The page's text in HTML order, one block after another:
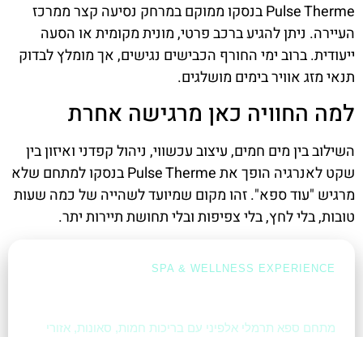
Pulse Therme בנסקו ממוקם במרחק נסיעה קצר ממרכז
העיירה. ניתן להגיע ברכב פרטי, מונית מקומית או הסעה
ייעודית. ברוב ימי החורף הכבישים נגישים, אך מומלץ לבדוק
תנאי מזג אוויר בימים מושלגים.
למה החוויה כאן מרגישה אחרת
השילוב בין מים חמים, עיצוב עכשווי, ניהול קפדני ואיזון בין
שקט לאנרגיה הופך את Pulse Therme בנסקו למתחם שלא
מרגיש "עוד ספא". זהו מקום שמיועד לשהייה של כמה שעות
טובות, בלי לחץ, בלי צפיפות ובלי תחושת תיירות יתר.
SPA & WELLNESS EXPERIENCE
מתחם ספא תרמלי אלפיני עם בריכות חמות, סאונות, אזורי